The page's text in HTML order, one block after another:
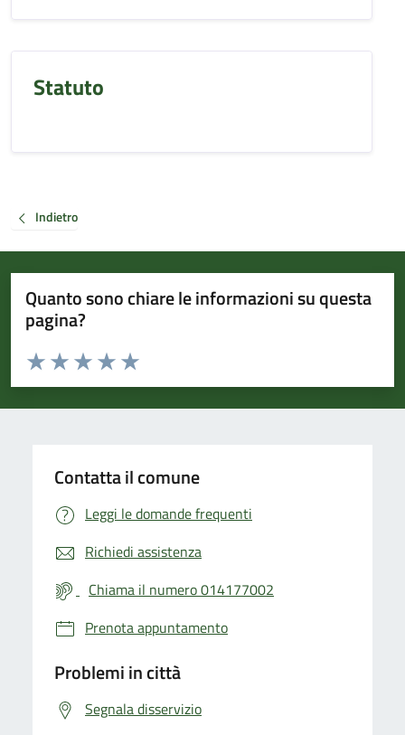
Statuto
Indietro
Quanto sono chiare le informazioni su questa
pagina?
Valuta da 1 a 5 stelle la pagina
Valuta 5 stelle su 5
Valuta 4 stelle su 5
Valuta 3 stelle su 5
Valuta 2 stelle su 5
Valuta 1 stelle su 5
Contatta il comune
Leggi le domande frequenti
Richiedi assistenza
Chiama il numero 014177002
Prenota appuntamento
Problemi in città
Segnala disservizio